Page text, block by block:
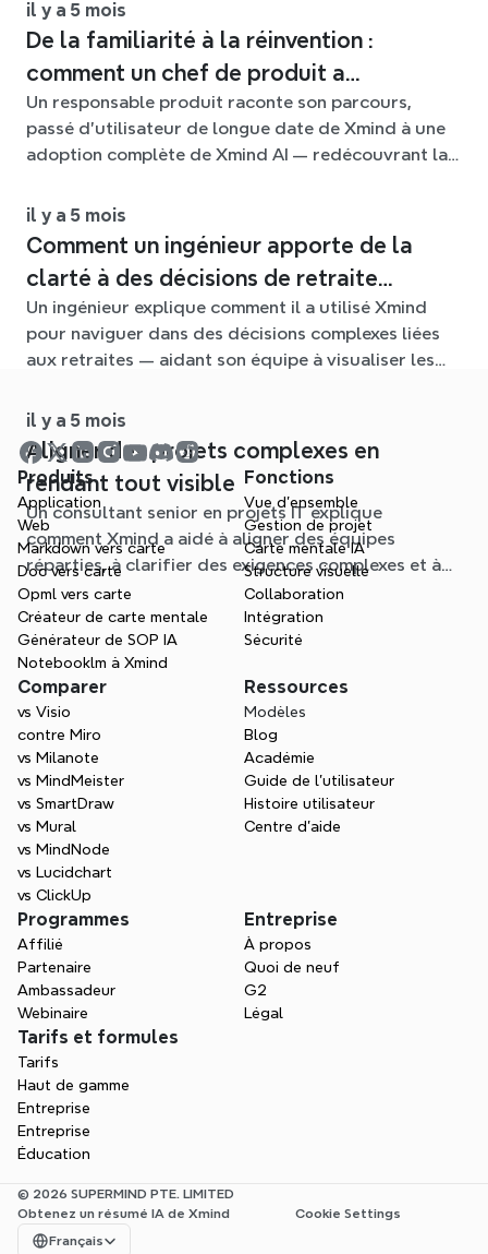
il y a 5 mois
De la familiarité à la réinvention :
comment un chef de produit a
reconstruit son processus de réflexion
avec Xmind AI
Un responsable produit raconte son parcours,
passé d’utilisateur de longue date de Xmind à une
adoption complète de Xmind AI — redécouvrant la
équipe et relevant le défi croissant d’organiser les
idées à grande échelle.
il y a 5 mois
Comment un ingénieur apporte de la
clarté à des décisions de retraite
complexes
Un ingénieur explique comment il a utilisé Xmind
pour naviguer dans des décisions complexes liées
aux retraites — aidant son équipe à visualiser les
clarté à un problème autrement accablant.
il y a 5 mois
Aligner des projets complexes en
rendant tout visible
Un consultant senior en projets IT explique
comment Xmind a aidé à aligner des équipes
réparties, à clarifier des exigences complexes et à
transformer la confusion en une compréhension
partagée dans des projets critiques.
Produits
Application
Web
Markdown vers carte
Doc vers carte
Opml vers carte
Créateur de carte mentale
Générateur de SOP IA
Notebooklm à Xmind
Fonctions
Vue d'ensemble
Gestion de projet
Carte mentale IA
Structure visuelle
Collaboration
Intégration
Sécurité
Comparer
vs Visio
contre Miro
vs Milanote
vs MindMeister
vs SmartDraw
vs Mural
vs MindNode
vs Lucidchart
vs ClickUp
Ressources
Modèles
Blog
Académie
Guide de l’utilisateur
Histoire utilisateur
Centre d'aide
Programmes
Affilié
Partenaire
Ambassadeur
Webinaire
Entreprise
À propos
Quoi de neuf
G2
Légal
Tarifs et formules
Tarifs
Haut de gamme
Entreprise
Entreprise
Éducation
© 2026 SUPERMIND PTE. LIMITED
Obtenez un résumé IA de Xmind
Cookie Settings
Select Language
Français